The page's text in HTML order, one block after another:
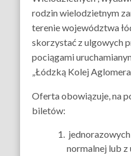
rodzin wielodzietnym
terenie województwa
skorzystać z ulgowych
pociągami
„Łódzką Kolej
Oferta obowiązuje, na
biletów:
normalnej lub z